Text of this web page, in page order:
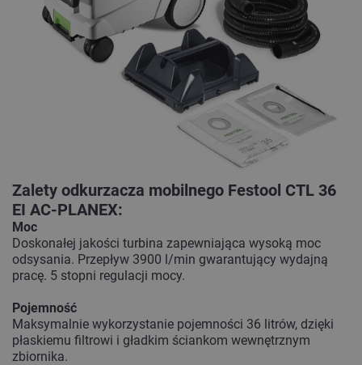
Zalety odkurzacza mobilnego Festool CTL 36
EI AC-PLANEX:
Moc
Doskonałej jakości turbina zapewniająca wysoką moc
odsysania. Przepływ 3900 l/min gwarantujący wydajną
pracę. 5 stopni regulacji mocy.
Pojemność
Maksymalnie wykorzystanie pojemności 36 litrów, dzięki
płaskiemu filtrowi i gładkim ściankom wewnętrznym
zbiornika.